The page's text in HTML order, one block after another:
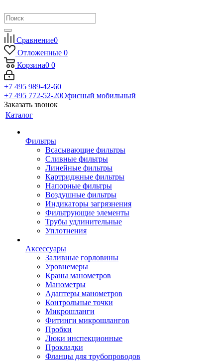
Сравнение0
Отложенные 0
Корзина0 0
+7 495 989-42-60
+7 495 772-52-20Офисный мобильный
Заказать звонок
Каталог
Фильтры
Всасывающие фильтры
Сливные фильтры
Линейные фильтры
Картриджные фильтры
Напорные фильтры
Воздушные фильтры
Индикаторы загрязнения
Фильтрующие элементы
Трубы удлинительные
Уплотнения
Аксессуары
Заливные горловины
Уровнемеры
Краны манометров
Манометры
Адаптеры манометров
Контрольные точки
Микрошланги
Фитинги микрошлангов
Пробки
Люки инспекционные
Прокладки
Фланцы для трубопроводов